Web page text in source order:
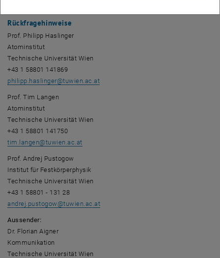
Rückfragehinweise
Prof. Philipp Haslinger
Atominstitut
Technische Universität Wien
+43 1 58801 141869
philipp.haslinger@tuwien.ac.at
Prof. Tim Langen
Atominstitut
Technische Universität Wien
+43 1 58801 141750
tim.langen@tuwien.ac.at
Prof. Andrej Pustogow
Institut für Festkörperphysik
Technische Universität Wien
+43 1 58801 - 131 28
andrej.pustogow@tuwien.ac.at
Aussender:
Dr. Florian Aigner
Kommunikation
Technische Universität Wien